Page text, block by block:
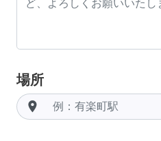
場所
room